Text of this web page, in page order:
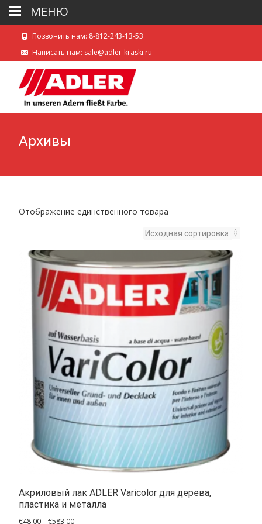
Позвонить нам: 8-812-243-13-53
Написать нам: sale@adler-kraski.ru
Архивы
Отображение единственного товара
Акриловый лак ADLER Varicolor для дерева,
пластика и металла
€48.00–€583.00Диапазон
МЕНЮ